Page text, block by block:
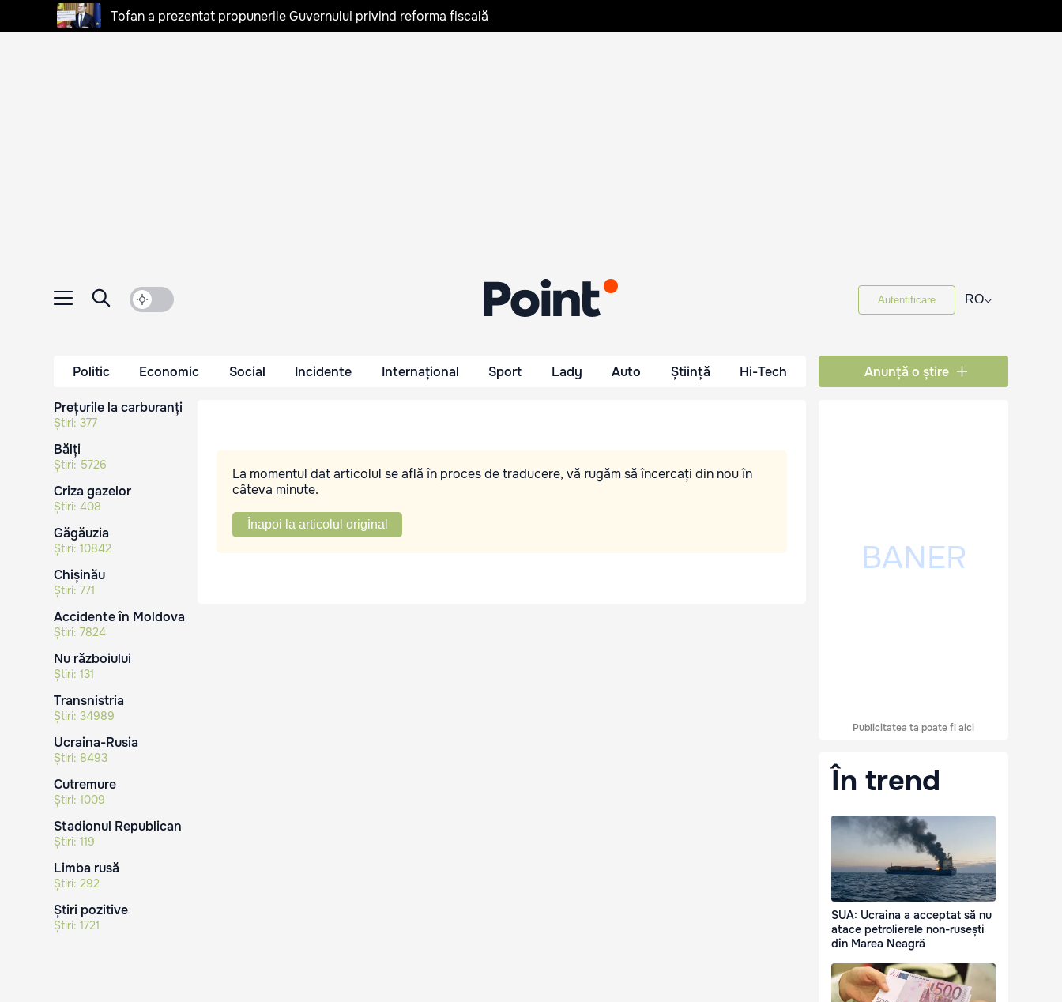
Tofan a prezentat propunerile Guvernului privind reforma fiscală
Autentificare RO⌵
Politic Economic Social Incidente Internațional Sport Lady Auto Știință Hi-Tech Anunță o știre
Prețurile la carburanți
Știri: 377
Bălți
Știri: 5726
Criza gazelor
Știri: 408
Găgăuzia
Știri: 10842
Chișinău
Știri: 771
Accidente în Moldova
Știri: 7824
Nu războiului
Știri: 131
Transnistria
Știri: 34989
Ucraina-Rusia
Știri: 8493
Cutremure
Știri: 1009
Stadionul Republican
Știri: 119
Limba rusă
Știri: 292
Știri pozitive
Știri: 1721
La momentul dat articolul se află în proces de traducere, vă rugăm să încercați din nou în
câteva minute.
Înapoi la articolul original
Publicitatea ta poate fi aici
În trend
SUA: Ucraina a acceptat să nu
atace petrolierele non-rusești
din Marea Neagră